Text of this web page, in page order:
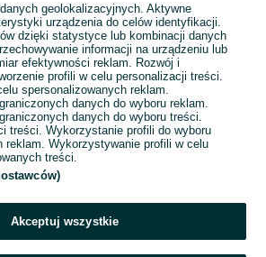
geolokalizacyjnych. Aktywne
urządzenia do celów identyfikacji.
dzięki statystyce lub kombinacji danych
informacji na urządzeniu lub
efektywności reklam. Rozwój i
profili w celu personalizacji treści.
spersonalizowanych reklam.
danych do wyboru reklam.
danych do wyboru treści.
treści. Wykorzystanie profili do wyboru
reklam. Wykorzystywanie profili w celu
treści.
Akceptuj wszystkie